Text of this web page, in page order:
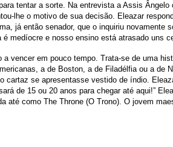
tentar a sorte. Na entrevista a Assis
lhe o motivo de sua decisão. Eleazar
já então senador, que o inquiriu novamente
medíocre e nosso ensino está atrasado uns
vencer em pouco tempo. Trata-se de uma
a de Boston, a de Filadélfia ou a de
se apresentasse vestido de índio.
de 15 ou 20 anos para chegar até aqui!”
como The Throne (O Trono). O jovem